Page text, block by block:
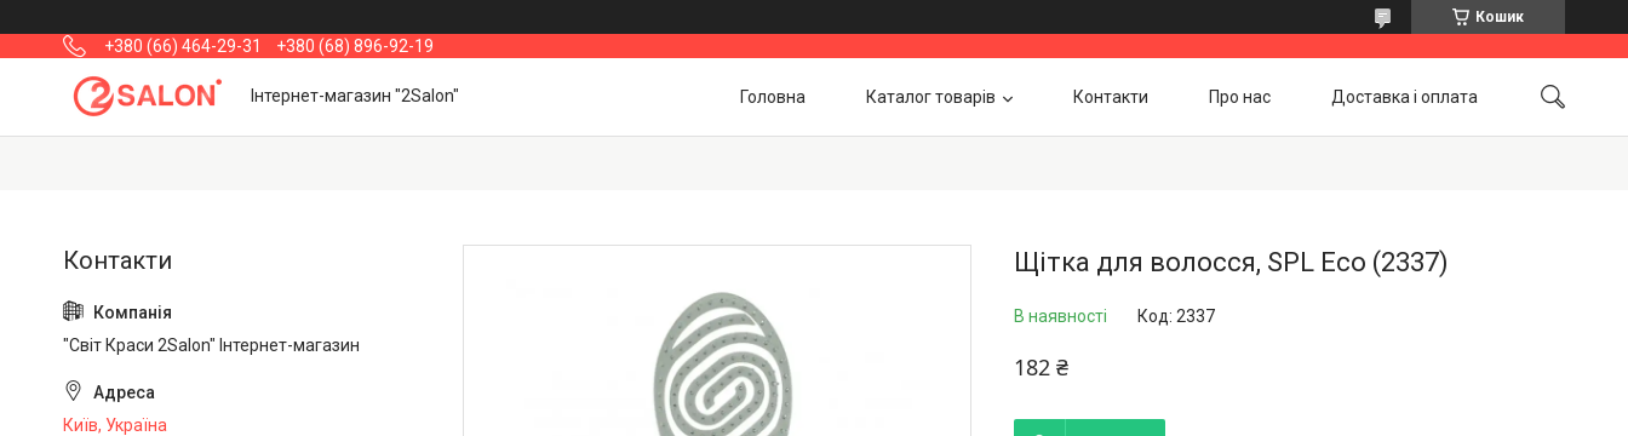
Кошик
+380 (66) 464-29-31 +380 (68) 896-92-19
Інтернет-магазин "2Salon" Головна Каталог товарів Контакти Про нас Доставка і оплата
Щітка для волосся, SPL Eco (2337)
В наявності Код: 2337
182 ₴
"Світ Краси 2Salon" Інтернет-магазин
Київ, Україна